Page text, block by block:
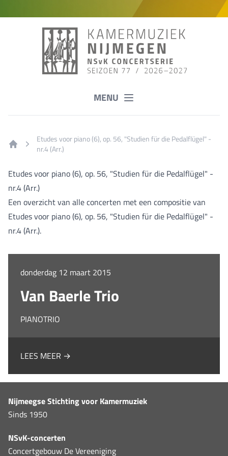
MENU
Etudes voor piano (6), op. 56, "Studien für die Pedalflügel" -
nr.4 (Arr.)
Etudes voor piano (6), op. 56, "Studien für die Pedalflügel" -
nr.4 (Arr.)
Een overzicht van alle concerten met een compositie van
Etudes voor piano (6), op. 56, "Studien für die Pedalflügel" -
nr.4 (Arr.).
donderdag 12 maart 2015
Van Baerle Trio
PIANOTRIO
LEES MEER →
Nijmeegse Stichting voor Kamermuziek
Sinds 1950
NSvK-concerten
Concertgebouw De Vereeniging